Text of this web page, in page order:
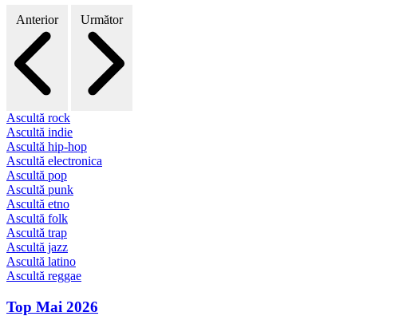
Anterior Următor
Ascultă rock
Ascultă indie
Ascultă hip-hop
Ascultă electronica
Ascultă pop
Ascultă punk
Ascultă etno
Ascultă folk
Ascultă trap
Ascultă jazz
Ascultă latino
Ascultă reggae
Top Mai 2026